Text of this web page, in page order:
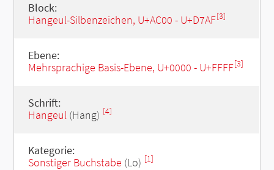
Block:
Hangeul-Silbenzeichen, U+AC00 - U+D7AF[3]
Ebene:
Mehrsprachige Basis-Ebene, U+0000 - U+FFFF[3]
Schrift:
Hangeul(Hang) [4]
Kategorie:
Sonstiger Buchstabe (Lo) [1]